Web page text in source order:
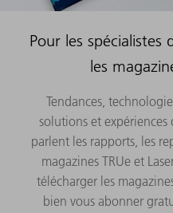
Pour les spécialistes
les
Tendances,
solutions et
parlent les rapports, les
magazines TRUe et
télécharger les
bien vous abonner